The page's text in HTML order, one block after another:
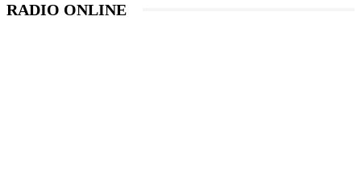
RADIO ONLINE